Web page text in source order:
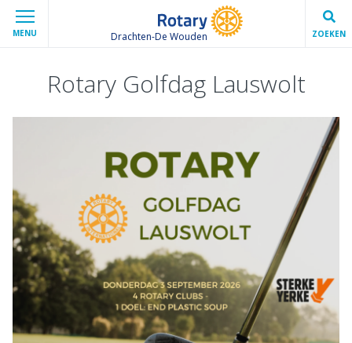
MENU Drachten-De Wouden ZOEKEN
Rotary Golfdag Lauswolt